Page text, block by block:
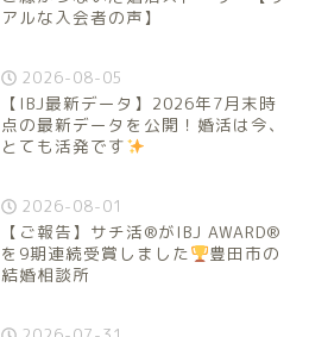
アルな入会者の声】
2026-08-05
【IBJ最新データ】2026年7月末時
点の最新データを公開！婚活は今、
とても活発です
2026-08-01
【ご報告】サチ活®がIBJ AWARD®
を9期連続受賞しました
豊田市の
結婚相談所